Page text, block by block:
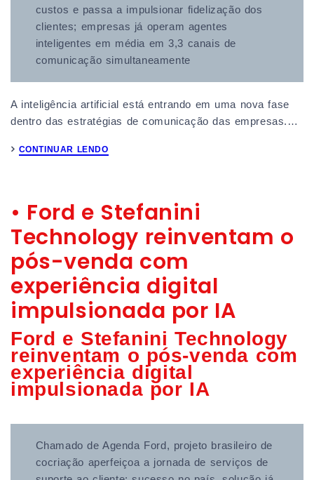
custos e passa a impulsionar fidelização dos
clientes; empresas já operam agentes
inteligentes em média em 3,3 canais de
comunicação simultaneamente
A inteligência artificial está entrando em uma nova fase
dentro das estratégias de comunicação das empresas.…
CONTINUAR LENDO
• Ford e Stefanini
Technology reinventam o
pós-venda com
experiência digital
impulsionada por IA
Ford e Stefanini Technology
reinventam o pós-venda com
experiência digital
impulsionada por IA
Chamado de Agenda Ford, projeto brasileiro de
cocriação aperfeiçoa a jornada de serviços de